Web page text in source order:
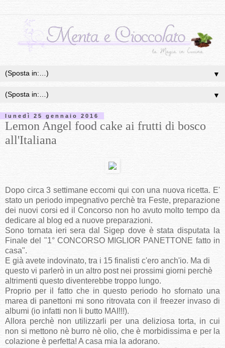
▼
▼
lunedì 25 gennaio 2016
Lemon Angel food cake ai frutti di bosco
all'Italiana
Dopo circa 3 settimane eccomi qui con una nuova ricetta. E'
stato un periodo impegnativo perchè tra Feste, preparazione
dei nuovi corsi ed il Concorso non ho avuto molto tempo da
dedicare al blog ed a nuove preparazioni.
Sono tornata ieri sera dal Sigep dove è stata disputata la
Finale del "1° CONCORSO MIGLIOR PANETTONE fatto in
casa".
E già avete indovinato, tra i 15 finalisti c'ero anch'io. Ma di
questo vi parlerò in un altro post nei prossimi giorni perchè
altrimenti questo diventerebbe troppo lungo.
Proprio per il fatto che in questo periodo ho sfornato una
marea di panettoni mi sono ritrovata con il freezer invaso di
albumi (io infatti non li butto MAI!!!).
Allora perchè non utilizzarli per una deliziosa torta, in cui
non si mettono nè burro nè olio, che è morbidissima e per la
colazione è perfetta! A casa mia la adorano.